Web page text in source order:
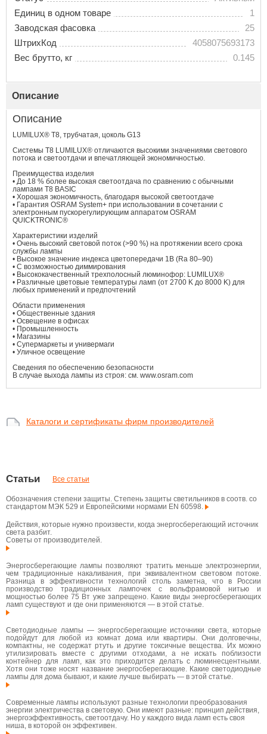
Единиц в одном товаре
1
Заводская фасовка
25
ШтрихКод
4058075693173
Вес брутто, кг
0.145
Описание
Описание
LUMILUX® T8, трубчатая, цоколь G13
Системы T8 LUMILUX® отличаются высокими значениями светового
потока и светоотдачи и впечатляющей экономичностью.
Преимущества изделия
• До 18 % более высокая светоотдача по сравнению с обычными
лампами T8 BASIC
• Хорошая экономичность, благодаря высокой светоотдаче
• Гарантия OSRAM System+ при использовании в сочетании с
электронным пускорегулирующим аппаратом OSRAM
QUICKTRONIC®
Характеристики изделий
• Очень высокий световой поток (>90 %) на протяжении всего срока
службы лампы
• Высокое значение индекса цветопередачи 1B (Ra 80–90)
• С возможностью диммирования
• Высококачественный трехполосный люминофор: LUMILUX®
• Различные цветовые температуры ламп (от 2700 K до 8000 K) для
любых применений и предпочтений
Области применения
• Общественные здания
• Освещение в офисах
• Промышленность
• Магазины
• Супермаркеты и универмаги
• Уличное освещение
Сведения по обеспечению безопасности
В случае выхода лампы из строя: см. www.osram.com
Каталоги и сертификаты фирм производителей
Статьи Все статьи
Обозначения степени защиты. Степень защиты светильников в соотв. со
стандартом МЭК 529 и Европейскими нормами EN 60598.
Действия, которые нужно произвести, когда энергосберегающий источник
света разбит.
Советы от производителей.
Энергосберегающие лампы позволяют тратить меньше электроэнергии,
чем традиционные накаливания, при эквивалентном световом потоке.
Разница в эффективности технологий столь заметна, что в России
производство традиционных лампочек с вольфрамовой нитью и
мощностью более 75 Вт уже запрещено. Какие виды энергосберегающих
ламп существуют и где они применяются — в этой статье.
Светодиодные лампы — энергосберегающие источники света, которые
подойдут для любой из комнат дома или квартиры. Они долговечны,
компактны, не содержат ртуть и другие токсичные вещества. Их можно
утилизировать вместе с другими отходами, а не искать поблизости
контейнер для ламп, как это приходится делать с люминесцентными.
Хотя они тоже носят название энергосберегающие. Какие светодиодные
лампы для дома бывают, и какие лучше выбирать — в этой статье.
Современные лампы используют разные технологии преобразования
энергии электричества в световую. Они имеют разные: принцип действия,
энергоэффективность, светоотдачу. Но у каждого вида ламп есть своя
ниша, в которой он эффективен.